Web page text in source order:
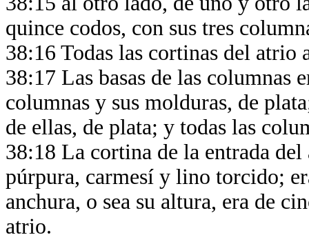
quince codos, con sus tres
38:16 Todas las cortinas del
38:17 Las basas de las columnas
columnas y sus molduras, de
de ellas, de plata; y todas las
38:18 La cortina de la entrada
púrpura, carmesí y lino torcido;
anchura, o sea su altura, era de
atrio.